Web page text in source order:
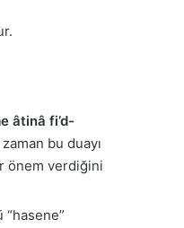
âtinâ fi’d-
bu duayı
önem verdiğini